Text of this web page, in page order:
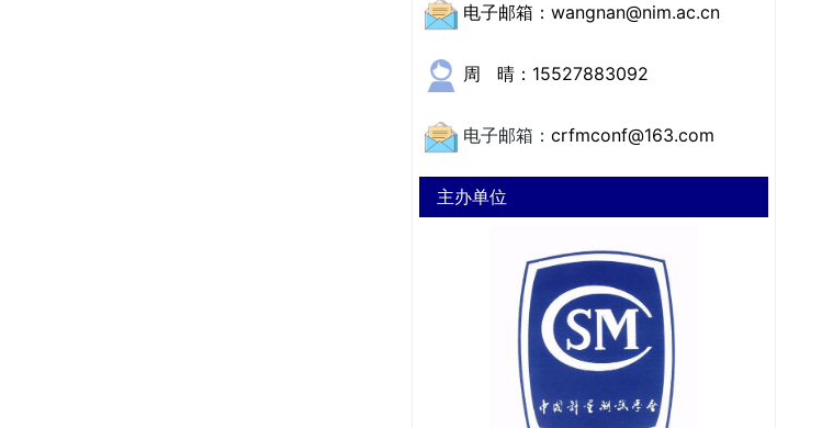
电子邮箱：wangnan@nim.ac.cn
周 晴：15527883092
电子邮箱： crfmconf@163.com
主办单位